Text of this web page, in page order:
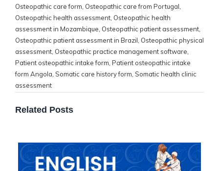
Osteopathic care form Osteopathic care from Portugal
Osteopathic health assessment, Osteopathic health
assessment in Mozambique Osteopathic patient assessment,
Osteopathic patient assessment in Brazil Osteopathic physical
assessment, Osteopathic practice management software
Patient osteopathic intake form Patient osteopathic intake
form Angola Somatic care history form Somatic health clinic
assessment
Related Posts